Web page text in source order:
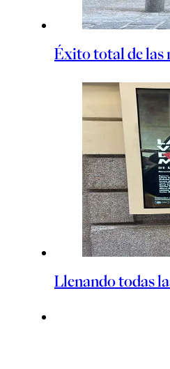
Éxito total de las
Llenando todas